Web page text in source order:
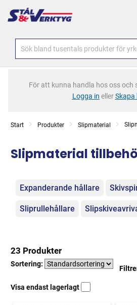
För att kunna handla hos oss och
Logga in ellerSkapa
Start Produkter Slipmaterial
Slipmaterial
Kategorier
Expanderande hållare
Sliprullehållare
23 Produkter
Sortering:
Visa endast lagerlagt